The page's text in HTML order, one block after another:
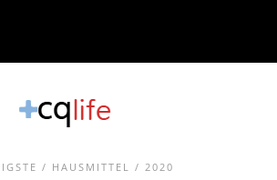
/ HAUSMITTEL / 2020